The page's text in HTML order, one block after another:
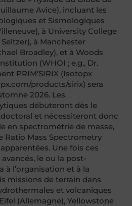
Avice), incluant les
et Sismologiques
à University College
à Manchester
Broadley), et à Woods
(WHOI ; e.g., Dr.
PRIM’SIRIX (Isotopx
products/sirix) sera
2026. Les
débuteront dès le
et nécessiteront donc
en spectrométrie de masse,
Ratio Mass Spectrometry
Une fois ces
le ou la post-
à l’organisation et à la
missions de terrain dans
et volcaniques
(Allemagne), Yellowstone